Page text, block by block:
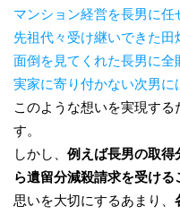
マンション経営を長男に任
先祖代々受け継いできた田
面倒を見てくれた長男に全
実家に寄り付かない次男に
このような想いを実現す
す。
しかし、 例えば長男の取得
ら遺留分減殺請求を受ける
思いを大切にするあまり、